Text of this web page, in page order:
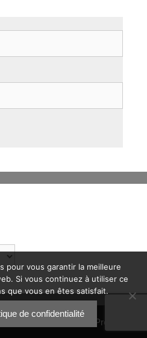
Construit avec GeneratePress
pour vous garantir la meilleure
Si vous continuez à utiliser ce
que vous en êtes satisfait.
de confidentialité